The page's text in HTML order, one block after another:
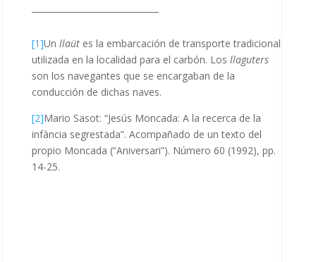
[1]Un llaütes la embarcación de transporte tradicional
utilizada en la localidad para el carbón. Los llaguters
son los navegantes que se encargaban de la
conducción de dichas naves.
[2]Mario Sasot: “Jesús Moncada: A la recerca de la
infància segrestada”. Acompañado de un texto del
propio Moncada (“Aniversari”). Número 60 (1992), pp.
14-25.